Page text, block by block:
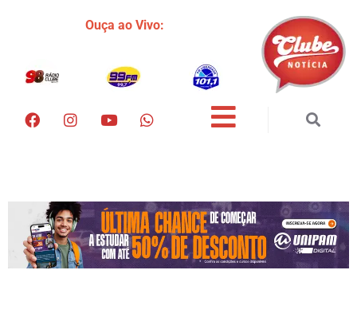
Ouça ao Vivo: